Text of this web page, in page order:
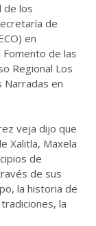
de los
de
en
Fomento de las
Regional Los
Narradas en
veja dijo que
Xalitla, Maxela
de
de sus
la historia de
la